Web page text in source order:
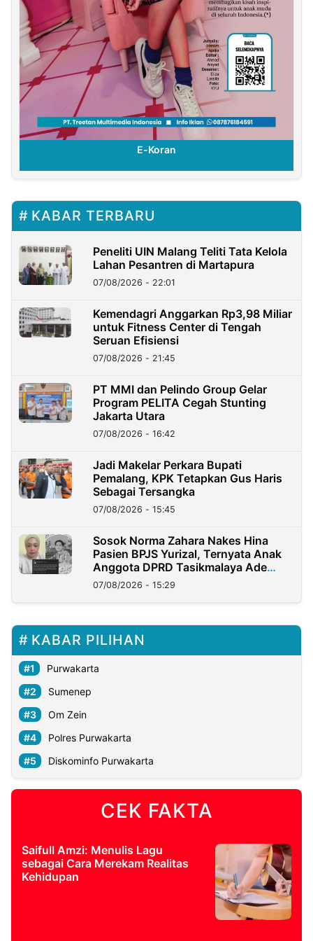
E-Koran
KABAR TERBARU
Peneliti UIN Malang Teliti Tata Kelola
Lahan Pesantren di Martapura
07/08/2026 - 22:01
Kemendagri Anggarkan Rp3,98 Miliar
untuk Fitness Center di Tengah
Seruan Efisiensi
07/08/2026 - 21:45
PT MMI dan Pelindo Group Gelar
Program PELITA Cegah Stunting
Jakarta Utara
07/08/2026 - 16:42
Jadi Makelar Perkara Bupati
Pemalang, KPK Tetapkan Gus Haris
Sebagai Tersangka
07/08/2026 - 15:45
Sosok Norma Zahara Nakes Hina
Pasien BPJS Yurizal, Ternyata Anak
Anggota DPRD Tasikmalaya Ade
Lukman
07/08/2026 - 15:29
KABAR PILIHAN
Purwakarta
Sumenep
Om Zein
Polres Purwakarta
Diskominfo Purwakarta
CEK FAKTA
Saifull Amzi: Menulis Lagu
sebagai Cara Merekam Realitas
Kehidupan